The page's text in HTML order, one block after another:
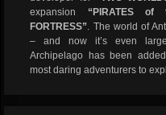
expansion “PIRATES of
FORTRESS”. The world of
– and now it’s even
Archipelago has been
most daring adventurers to